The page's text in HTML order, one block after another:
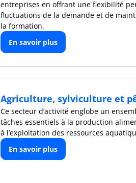
entreprises en offrant une flexibilité
fluctuations de la demande et de
la formation.
En savoir plus
Agriculture, sylviculture et
Ce secteur d’activité englobe un
tâches essentiels à la production
à l’exploitation des ressources
En savoir plus